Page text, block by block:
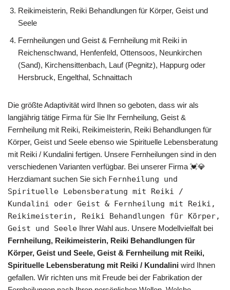
Reikimeisterin, Reiki Behandlungen für Körper, Geist und
Seele
Fernheilungen und Geist & Fernheilung mit Reiki in
Reichenschwand, Henfenfeld, Ottensoos, Neunkirchen
(Sand), Kirchensittenbach, Lauf (Pegnitz), Happurg oder
Hersbruck, Engelthal, Schnaittach
Die größte Adaptivität wird Ihnen so geboten, dass wir als
langjährig tätige Firma für Sie Ihr Fernheilung, Geist &
Fernheilung mit Reiki, Reikimeisterin, Reiki Behandlungen für
Körper, Geist und Seele ebenso wie Spirituelle Lebensberatung
mit Reiki / Kundalini fertigen. Unsere Fernheilungen sind in den
verschiedenen Varianten verfügbar. Bei unserer Firma 💓️💎
Herzdiamant suchen Sie sich Fernheilung und
Spirituelle Lebensberatung mit Reiki /
Kundalini oder Geist & Fernheilung mit Reiki,
Reikimeisterin, Reiki Behandlungen für Körper,
Geist und Seele Ihrer Wahl aus. Unsere Modellvielfalt bei
Fernheilung, Reikimeisterin, Reiki Behandlungen für
Körper, Geist und Seele, Geist & Fernheilung mit Reiki,
Spirituelle Lebensberatung mit Reiki / Kundalini wird Ihnen
gefallen. Wir richten uns mit Freude bei der Fabrikation der